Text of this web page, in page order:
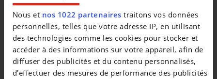
Nous et nos 1022 partenaires traitons vos données
personnelles, telles que votre adresse IP, en utilisant
des technologies comme les cookies pour stocker et
accéder à des informations sur votre appareil, afin de
diffuser des publicités et du contenu personnalisés,
d'effectuer des mesures de performance des publicités
911 Carrera
176.999 EUR |0 km